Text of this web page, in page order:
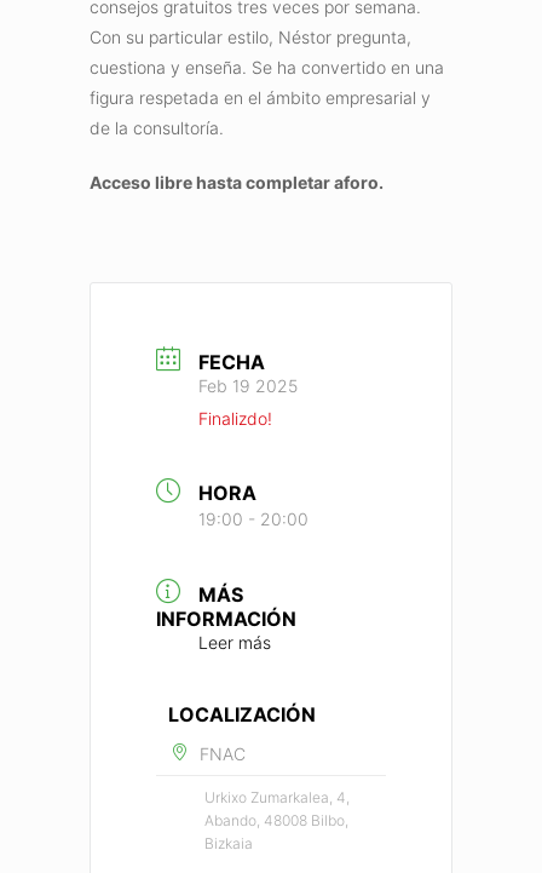
consejos gratuitos tres veces por semana.
Con su particular estilo, Néstor pregunta,
cuestiona y enseña. Se ha convertido en una
figura respetada en el ámbito empresarial y
de la consultoría.
Acceso libre hasta completar aforo.
FECHA
Feb 19 2025
Finalizdo!
HORA
19:00 - 20:00
MÁS
INFORMACIÓN
Leer más
LOCALIZACIÓN
FNAC
Urkixo Zumarkalea, 4,
Abando, 48008 Bilbo,
Bizkaia